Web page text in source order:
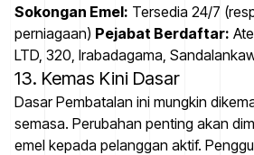
Sokongan Emel: Tersedia 24/7
perniagaan) Pejabat Berdaftar:
LTD, 320, Irabadagama,
13. Kemas Kini Dasar
Dasar Pembatalan ini mungkin
semasa. Perubahan penting akan
emel kepada pelanggan aktif.